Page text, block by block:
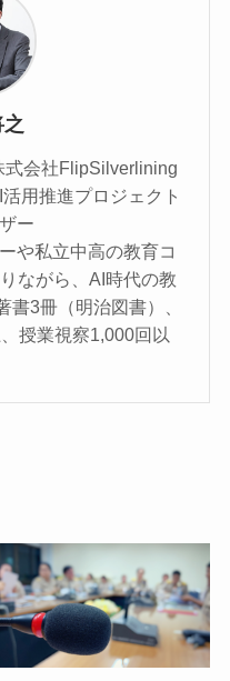
式会社FlipSilverlining
用推進プロジェクト
ー
や私立中高の教育コ
ながら、AI時代の教
3冊（明治図書）、
授業視察1,000回以